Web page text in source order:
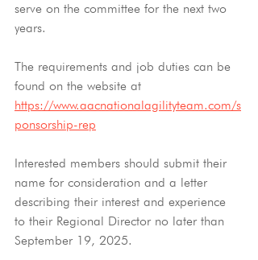
serve on the committee for the next two
years.
The requirements and job duties can be
found on the website at
https://www.aacnationalagilityteam.com/s
ponsorship-rep
Interested members should submit their
name for consideration and a letter
describing their interest and experience
to their Regional Director no later than
September 19, 2025.